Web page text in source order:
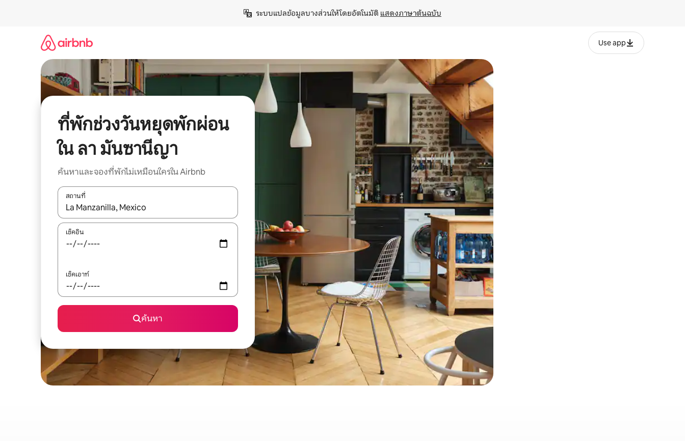
ระบบแปลข้อมูลบางส่วนให้โดยอัตโนมัติ แสดงภาษาต้นฉบับ
Use app
ที่พักช่วงวันหยุดพักผ่อน
ใน ลา มันซานีญา
ค้นหาและจองที่พักไม่เหมือนใครใน Airbnb
สถานที่
ใช้ลูกศรขึ้นลง หรือใช้การสัมผัสหรือปัด เพื่อสำรวจผลการค้นหา
เช็คอิน
เช็คเอาท์
ค้นหา